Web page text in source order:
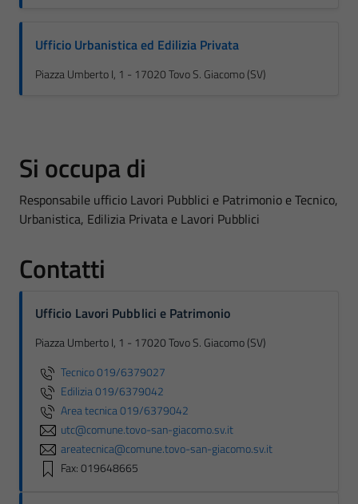
Ufficio Urbanistica ed Edilizia Privata
Piazza Umberto I, 1 - 17020 Tovo S. Giacomo (SV)
Si occupa di
Responsabile ufficio Lavori Pubblici e Patrimonio e Tecnico,
Urbanistica, Edilizia Privata e Lavori Pubblici
Contatti
Ufficio Lavori Pubblici e Patrimonio
Piazza Umberto I, 1 - 17020 Tovo S. Giacomo (SV)
Tecnico 019/6379027
Edilizia 019/6379042
Area tecnica 019/6379042
utc@comune.tovo-san-giacomo.sv.it
areatecnica@comune.tovo-san-giacomo.sv.it
Fax: 019648665